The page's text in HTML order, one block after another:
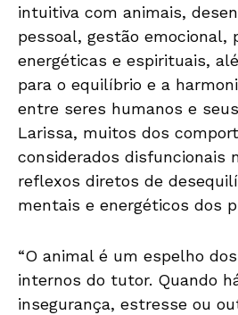
intuitiva com animais,
pessoal, gestão emocional,
energéticas e espirituais,
para o equilíbrio e a
entre seres humanos e
Larissa, muitos dos
considerados disfuncionais
reflexos diretos de
mentais e energéticos dos
“O animal é um espelho
internos do tutor. Quando
insegurança, estresse ou